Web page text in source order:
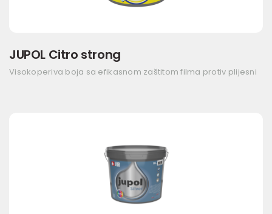
JUPOL Citro strong
Visokoperiva boja sa efikasnom zaštitom filma protiv plijesni